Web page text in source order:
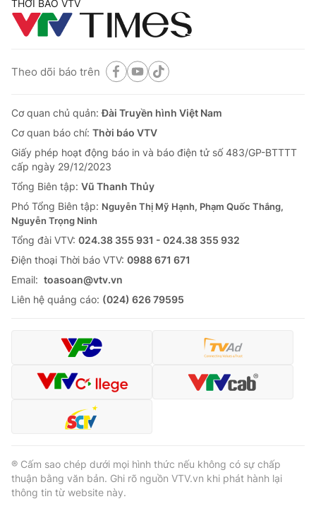
THỜI BÁO VTV
Theo dõi báo trên
Cơ quan chủ quản:Đài Truyền hình Việt Nam
Cơ quan báo chí: Thời báo VTV
Giấy phép hoạt động báo in và báo điện tử số 483/GP-BTTTT
cấp ngày 29/12/2023
Tổng Biên tập: Vũ Thanh Thủy
Phó Tổng Biên tập: Nguyễn Thị Mỹ Hạnh, Phạm Quốc Thắng,
Nguyễn Trọng Ninh
Tổng đài VTV: 024.38 355 931 - 024.38 355 932
Ðiện thoại Thời báo VTV: 0988 671 671
Email: toasoan@vtv.vn
Liên hệ quảng cáo: (024) 626 79595
® Cấm sao chép dưới mọi hình thức nếu không có sự chấp
thuận bằng văn bản. Ghi rõ nguồn VTV.vn khi phát hành lại
thông tin từ website này.